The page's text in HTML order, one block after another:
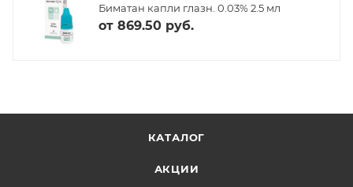
Биматан капли глазн. 0.03% 2.5 мл
от 869.50 руб.
КАТАЛОГ
АКЦИИ